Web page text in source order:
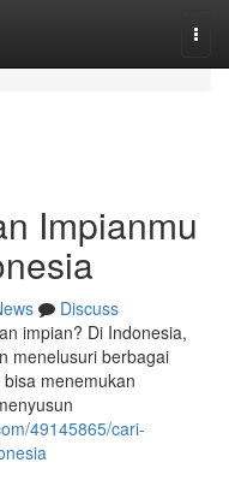
Impianmu
Discuss
impian? Di Indonesia,
menelusuri berbagai
menemukan
49145865/cari-